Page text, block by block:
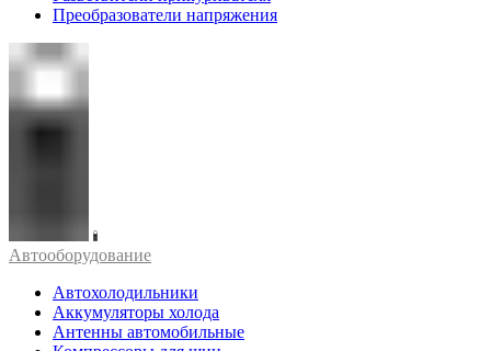
Преобразователи напряжения
Автооборудование
Автохолодильники
Аккумуляторы холода
Антенны автомобильные